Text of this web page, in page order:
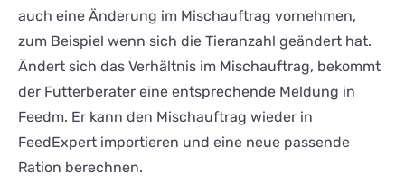
auch eine Änderung im Mischauftrag vornehmen,
zum Beispiel wenn sich die Tieranzahl geändert hat.
Ändert sich das Verhältnis im Mischauftrag, bekommt
der Futterberater eine entsprechende Meldung in
Feedm. Er kann den Mischauftrag wieder in
FeedExpert importieren und eine neue passende
Ration berechnen.